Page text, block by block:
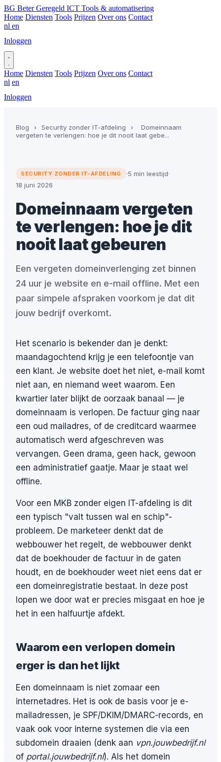
BG Beter Geregeld ICT Tools & automatisering
Home Diensten Tools Prijzen Over ons Contact
nl en
Inloggen
Home Diensten Tools Prijzen Over ons Contact
nl en
Inloggen
Blog › Security zonder IT-afdeling ›
Domeinnaam
vergeten te verlengen: hoe je dit nooit laat gebe...
SECURITY ZONDER IT-AFDELING ·5 min leestijd·
18 juni 2026
Domeinnaam vergeten
te verlengen: hoe je dit
nooit laat gebeuren
Een vergeten domeinverlenging zet binnen
24 uur je website en e-mail offline. Met een
paar simpele afspraken voorkom je dat dit
jouw bedrijf overkomt.
Het scenario is bekender dan je denkt:
maandagochtend krijg je een telefoontje van
een klant. Je website doet het niet, e-mail komt
niet aan, en niemand weet waarom. Een
kwartier later blijkt de oorzaak banaal — je
domeinnaam is verlopen. De factuur ging naar
een oud mailadres, of de creditcard waarmee
automatisch werd afgeschreven was
vervangen. Geen drama, geen hack, gewoon
een administratief gaatje. Maar je staat wel
offline.
Voor een MKB zonder eigen IT-afdeling is dit
een typisch "valt tussen wal en schip"-
probleem. De marketeer denkt dat de
webbouwer het regelt, de webbouwer denkt
dat de boekhouder de factuur in de gaten
houdt, en de boekhouder weet niet eens dat er
een domeinregistratie bestaat. In deze post
lopen we door wat er precies misgaat en hoe je
het in een halfuurtje afdekt.
Waarom een verlopen domein
erger is dan het lijkt
Een domeinnaam is niet zomaar een
internetadres. Het is ook de basis voor je e-
mailadressen, je SPF/DKIM/DMARC-records, en
vaak ook voor interne systemen die via een
subdomein draaien (denk aan vpn.jouwbedrijf.nl
of portal.jouwbedrijf.nl). Als het domein